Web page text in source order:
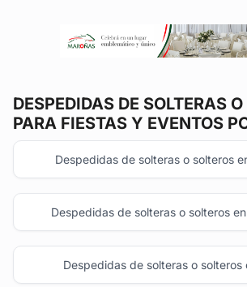
DESPEDIDAS DE SOLTERAS
PARA FIESTAS Y EVENTOS
Despedidas de solteras o solteros
Despedidas de solteras o solteros
Despedidas de solteras o solteros